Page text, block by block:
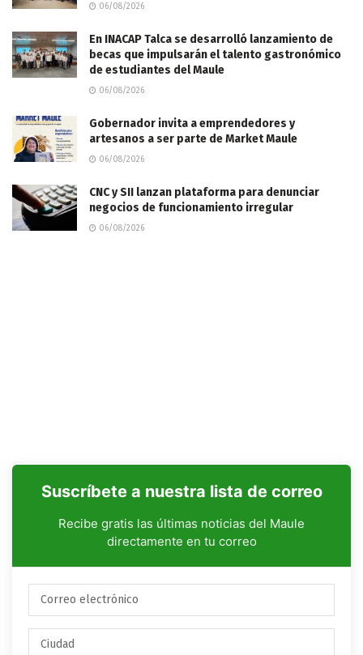
06/08/2026
En INACAP Talca se desarrolló lanzamiento de
becas que impulsarán el talento gastronómico
de estudiantes del Maule
06/08/2026
Gobernador invita a emprendedores y
artesanos a ser parte de Market Maule
06/08/2026
CNC y SII lanzan plataforma para denunciar
negocios de funcionamiento irregular
06/08/2026
Suscríbete a nuestra lista de correo
Recibe gratis las últimas noticias del Maule
directamente en tu correo